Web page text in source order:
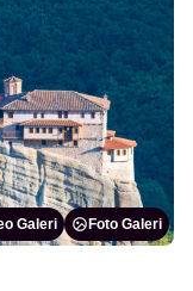
Galeri Foto Galeri